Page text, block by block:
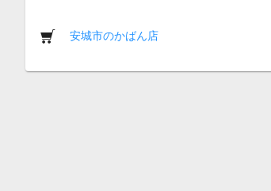
安城市のかばん店